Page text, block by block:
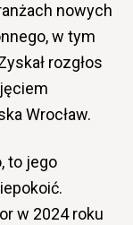
nowych
w tym
rozgłos
Wrocław.
to jego
w 2024 roku